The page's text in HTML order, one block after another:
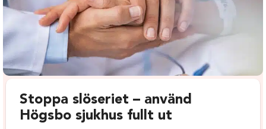
Stoppa slöseriet – använd
Högsbo sjukhus fullt ut